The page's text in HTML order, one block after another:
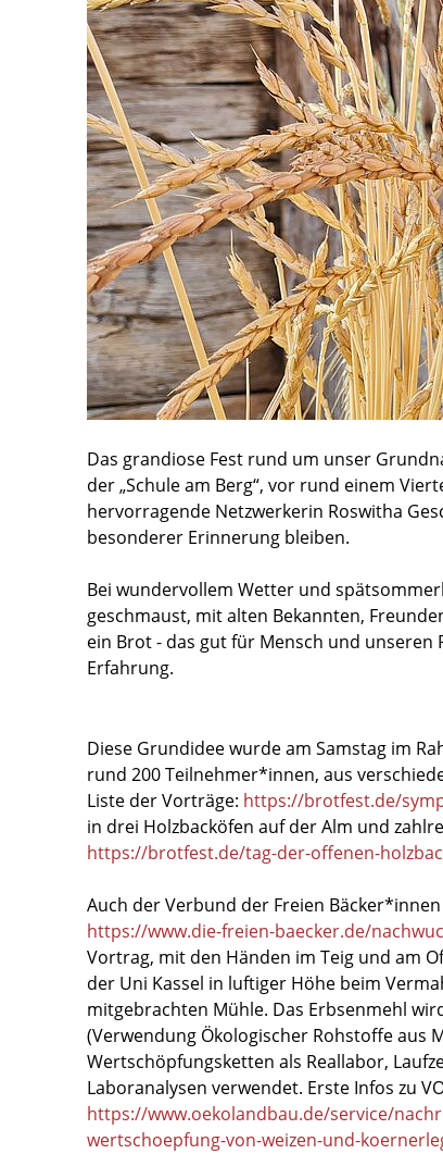
Das grandiose Fest rund um unser
der „Schule am Berg“, vor rund einem
hervorragende Netzwerkerin Roswitha
besonderer Erinnerung bleiben.
Bei wundervollem Wetter und
geschmaust, mit alten Bekannten,
ein Brot - das gut für Mensch und unseren
Erfahrung.
Diese Grundidee wurde am Samstag im
rund 200 Teilnehmer*innen, aus
Liste der Vorträge: https://brotfest.de/
in drei Holzbacköfen auf der Alm und
https://brotfest.de/tag-der-offenen-
Auch der Verbund der Freien
https://www.die-freien-baecker.de/
Vortrag, mit den Händen im Teig und am
der Uni Kassel in luftiger Höhe beim
mitgebrachten Mühle. Das Erbsenmehl
(Verwendung Ökologischer Rohstoffe aus
Wertschöpfungsketten als Reallabor,
Laboranalysen verwendet. Erste Infos zu
https://www.oekolandbau.de/service/
wertschoepfung-von-weizen-und-